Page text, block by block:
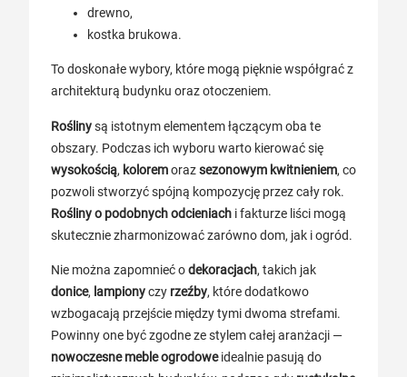
drewno,
kostka brukowa.
To doskonałe wybory, które mogą pięknie współgrać z
architekturą budynku oraz otoczeniem.
Roślinysą istotnym elementem łączącym oba te
obszary. Podczas ich wyboru warto kierować się
wysokością, koloremorazsezonowym kwitnieniem, co
pozwoli stworzyć spójną kompozycję przez cały rok.
Rośliny o podobnych odcieniach i fakturze liści mogą
skutecznie zharmonizować zarówno dom, jak i ogród.
Nie można zapomnieć odekoracjach, takich jak
donice, lampionyczy rzeźby, które dodatkowo
wzbogacają przejście między tymi dwoma strefami.
Powinny one być zgodne ze stylem całej aranżacji —
nowoczesne meble ogrodoweidealnie pasują do